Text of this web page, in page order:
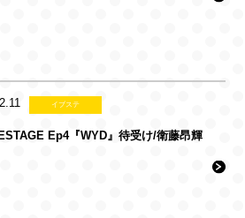
イブステ
Ep4『WYD』待受け/衛藤昂輝